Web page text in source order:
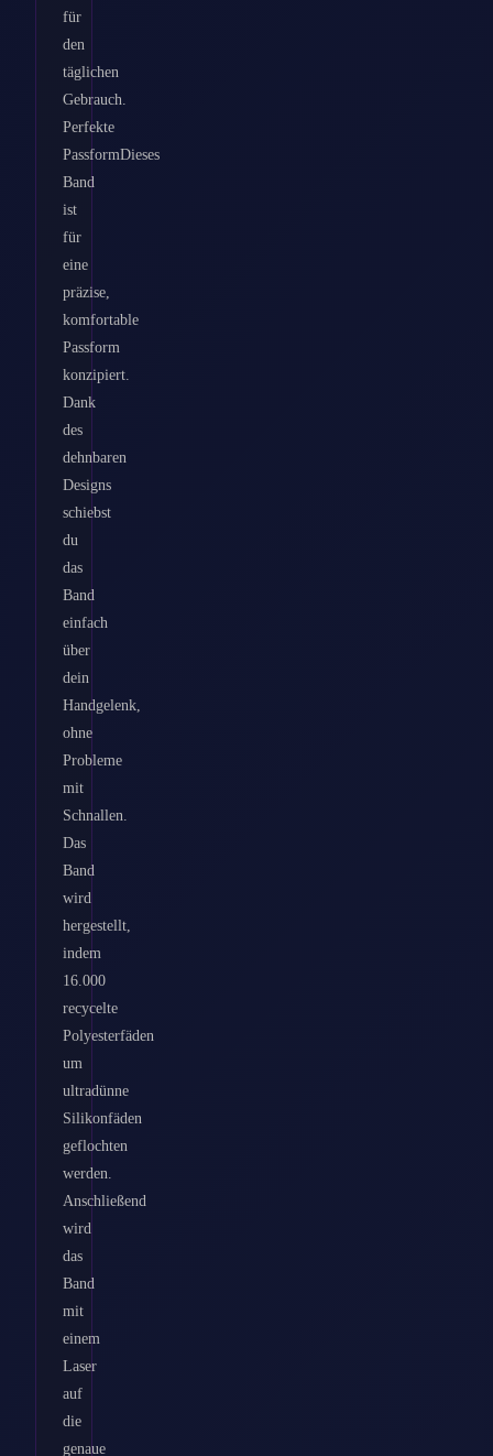
für
den
täglichen
Gebrauch.
Perfekte
PassformDieses
Band
ist
für
eine
präzise,
komfortable
Passform
konzipiert.
Dank
des
dehnbaren
Designs
schiebst
du
das
Band
einfach
über
dein
Handgelenk,
ohne
Probleme
mit
Schnallen.
Das
Band
wird
hergestellt,
indem
16.000
recycelte
Polyesterfäden
um
ultradünne
Silikonfäden
geflochten
werden.
Anschließend
wird
das
Band
mit
einem
Laser
auf
die
genaue